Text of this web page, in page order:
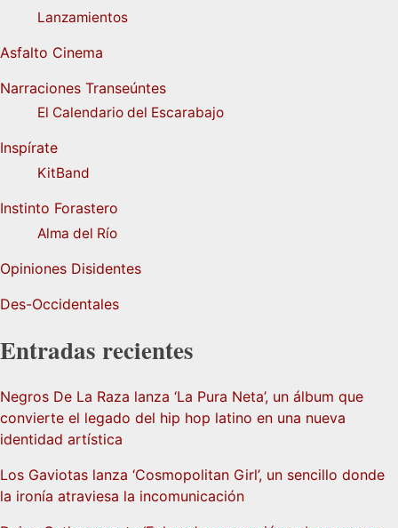
Lanzamientos
Asfalto Cinema
Narraciones Transeúntes
El Calendario del Escarabajo
Inspírate
KitBand
Instinto Forastero
Alma del Río
Opiniones Disidentes
Des-Occidentales
Entradas recientes
Negros De La Raza lanza ‘La Pura Neta’, un álbum que
convierte el legado del hip hop latino en una nueva
identidad artística
Los Gaviotas lanza ‘Cosmopolitan Girl’, un sencillo donde
la ironía atraviesa la incomunicación